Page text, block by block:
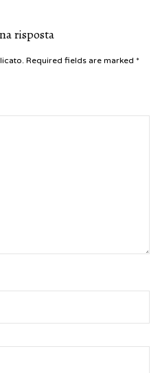
risposta
Required fields are marked *